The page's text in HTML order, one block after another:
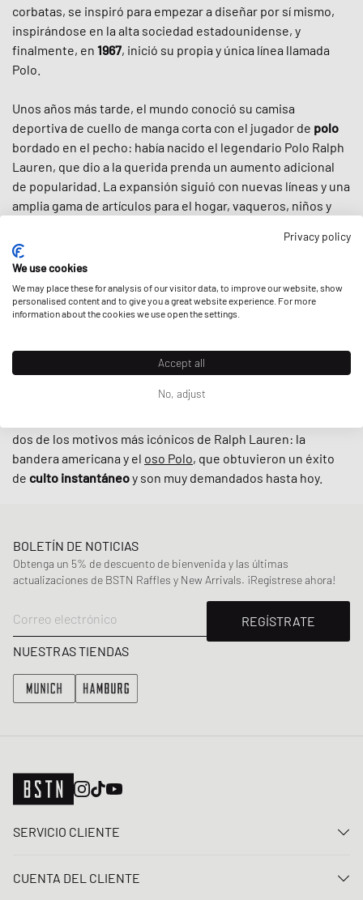
corbatas, se inspiró para empezar a diseñar por sí mismo,
inspirándose en la alta sociedad estadounidense, y
finalmente, en 1967, inició su propia y única línea llamada
Polo.
Unos años más tarde, el mundo conoció su camisa
deportiva de cuello de manga corta con el jugador de polo
bordado en el pecho: había nacido el legendario Polo Ralph
Lauren, que dio a la querida prenda un aumento adicional
de popularidad. La expansión siguió con nuevas líneas y una
amplia gama de artículos para el hogar, vaqueros, niños y
pantalones
, Polo Ralph Lauren no
dejará nada que desear.
De los punks a los skaters, de los universitarios de la Ivy
League a los raperos del hip hop: Polo Ralph Lauren se hizo
. Especialmente uno de los valores
centrales de la marca, la idea de que se puede empezar de
la nada y llegar a ser algo, se reflejó en la narrativa del rap.
dos de los motivos más icónicos de Ralph Lauren: la
bandera americana y el oso Polo, que obtuvieron un éxito
de culto instantáneoy son muy demandados hasta hoy.
BOLETÍN DE NOTICIAS
Obtenga un 5% de descuento de bienvenida y las últimas
actualizaciones de BSTN Raffles y New Arrivals. ¡Regístrese ahora!
Correo electrónico
REGÍSTRATE
NUESTRAS TIENDAS
SERVICIO CLIENTE
Preguntas frecuentes
CUENTA DEL CLIENTE
Privacy policy
We use cookies
We may place these for analysis of our visitor data, to improve our website, show
personalised content and to give you a great website experience. For more
information about the cookies we use open the settings.
Accept all
No, adjust